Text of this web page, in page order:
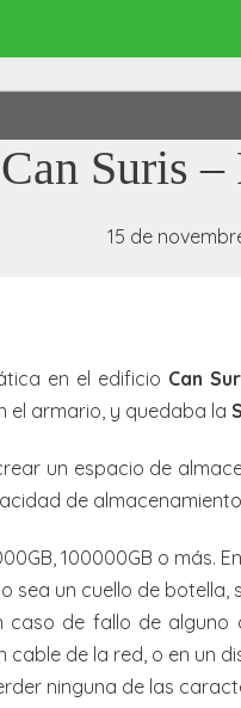
Can Suris –
15 de
en el edificio Can
el armario, y quedaba la
un espacio de
de
100000GB o más.
sea un cuello de
de fallo de
de la red, o en un
ninguna de las